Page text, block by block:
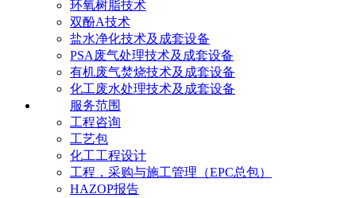
环氧树脂技术
双酚A技术
盐水净化技术及成套设备
PSA废气处理技术及成套设备
有机废气焚烧技术及成套设备
化工废水处理技术及成套设备
服务范围
工程咨询
工艺包
化工工程设计
工程，采购与施工管理（EPC总包）
HAZOP报告